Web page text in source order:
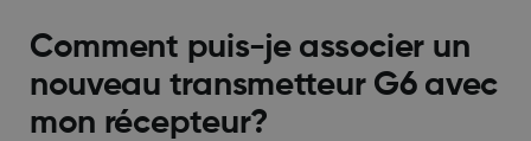
Comment puis-je associer un
nouveau transmetteur G6 avec
mon récepteur?